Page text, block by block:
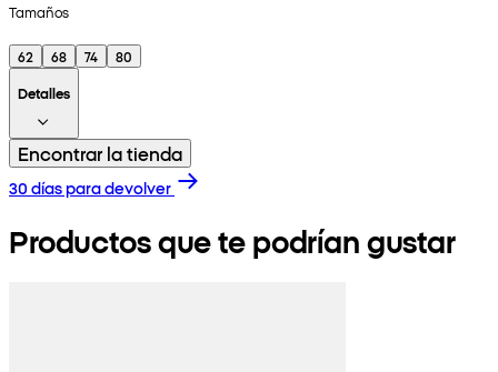
Tamaños
62 68 74
80
Detalles
Encontrar la tienda
30 días para devolver
Productos que te podrían gustar